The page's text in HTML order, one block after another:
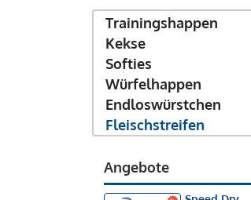
Trainingshappen
Kekse
Softies
Würfelhappen
Endloswürstchen
Fleischstreifen
Angebote